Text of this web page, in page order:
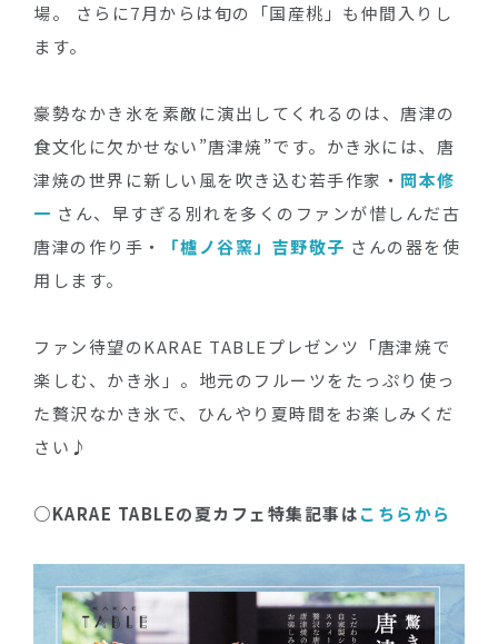
場。 さらに7月からは旬の「国産桃」も仲間入りし
ます。
豪勢なかき氷を素敵に演出してくれるのは、唐津の
食文化に欠かせない”唐津焼”です。かき氷には、唐
津焼の世界に新しい風を吹き込む若手作家・ 岡本修
一 さん、早すぎる別れを多くのファンが惜しんだ古
唐津の作り手・
「櫨ノ谷窯」吉野敬子 さんの器を使
用します。
ファン待望のKARAE TABLEプレゼンツ「唐津焼で
楽しむ、かき氷」。地元のフルーツをたっぷり使っ
た贅沢なかき氷で、ひんやり夏時間をお楽しみくだ
さい♪
○KARAE TABLEの夏カフェ特集記事はこちらから